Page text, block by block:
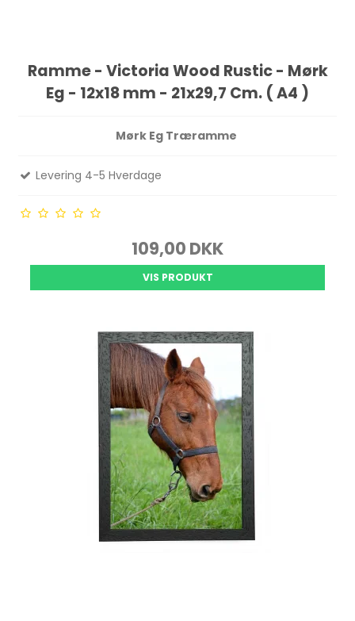
Ramme - Victoria Wood Rustic - Mørk
Eg - 12x18 mm - 21x29,7 Cm. ( A4 )
Mørk Eg Træramme
Levering 4-5 Hverdage
109,00 DKK
VIS PRODUKT